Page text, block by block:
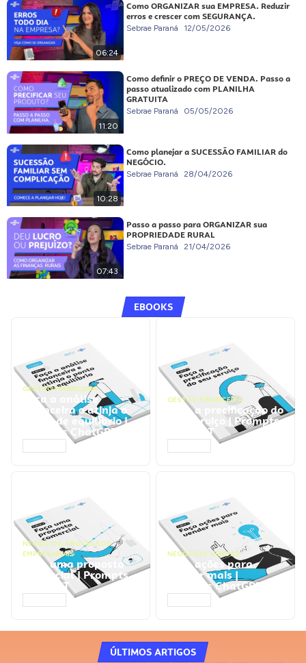
06:24
Como ORGANIZAR sua EMPRESA. Reduzir
erros e crescer com SEGURANÇA.
Sebrae Paraná 12/05/2026
11:20
Como definir o PREÇO DE VENDA. Passo a
passo atualizado com PLANILHA
GRATUITA
Sebrae Paraná 05/05/2026
10:28
Como planejar a SUCESSÃO FAMILIAR do
NEGÓCIO.
Sebrae Paraná 28/04/2026
07:43
Passo a passo para ORGANIZAR sua
PROPRIEDADE RURAL
Sebrae Paraná 21/04/2026
EBOOKS
GESTÃO FINANCEIRA
Faça a análise
financeira e atinja o
ponto de equilíbrio |
Prompts ChatGPT
GESTÃO FINANCEIRA
Faça a precificação do
seu serviço | Prompts
ChatGPT
NEGÓCIOS, PROCESSOS
EMPRESARIAIS
Faça uma proposta
comercial | Prompts
ChatGPT
NEGÓCIOS, VENDAS
Faça ações para
vender mais |
Prompts ChatGPT
ÚLTIMOS ARTIGOS